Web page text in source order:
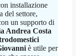
installazione
del settore,
un supporto di
Andrea Costa
è utile per